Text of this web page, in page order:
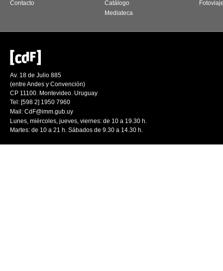
Contacto
Catálogo
Mediateca
Av. 18 de Julio 885
(entre Andes y Convención)
CP 11100. Montevideo. Uruguay
Tel: [598 2] 1950 7960
Mail: CdF@imm.gub.uy
Lunes, miércoles, jueves, viernes: de 10 a 19.30 h.
Martes: de 10 a 21 h. Sábados de 9.30 a 14.30 h.